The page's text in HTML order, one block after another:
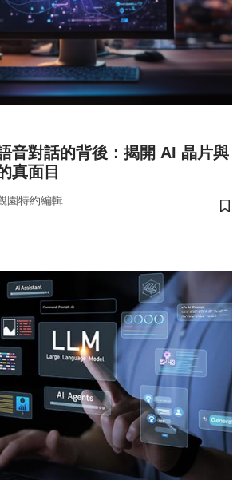
音對話的背後：揭開 AI 晶片與
真面目
園特約編輯
儲